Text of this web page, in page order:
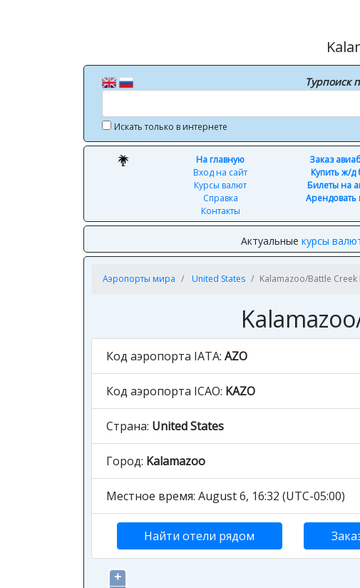
Турпоиск
Искать только в интернете
На главную
Вход на сайт
Курсы валют
Справка
Контакты
Заказ
Купить ж/д
Билеты на
Актуальные курсы
Аэропорты мира United States Kalamazoo/Battle
Код аэропорта IATA: AZO
Код аэропорта ICAO: KAZO
Страна: United States
Город: Kalamazoo
Местное время: August 6, 16:32 (UTC-05:00)
Найти отели рядом
+